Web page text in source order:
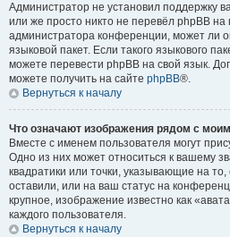
Администратор не установил поддержку
или же просто никто не перевёл phpBB
администратора конференции, может ли
языковой пакет. Если такого языкового
можете перевести phpBB на свой язык.
можете получить на сайте phpBB®.
Вернуться к началу
Что означают изображения рядом с
Вместе с именем пользователя могут
Одно из них может относиться к вашему
квадратики или точки, указывающие на
оставили, или на ваш статус на
крупное, изображение известно как
каждого пользователя.
Вернуться к началу